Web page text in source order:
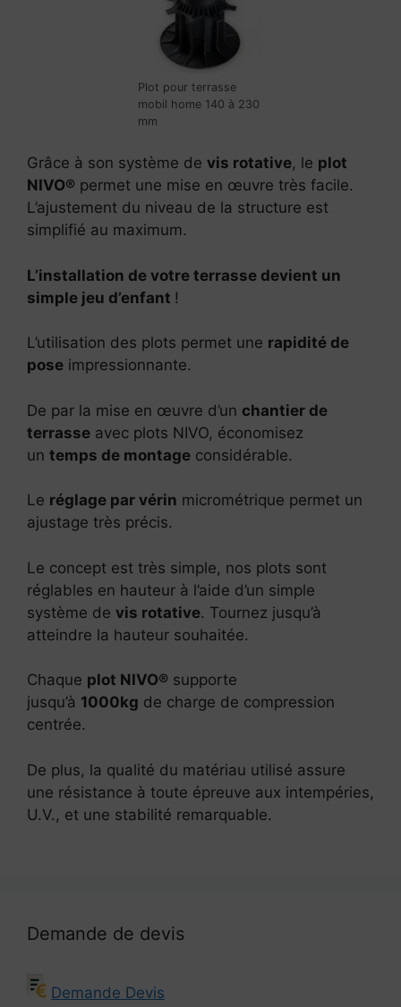
Plot pour terrasse
mobil home 140 à 230
mm
Grâce à son système de vis rotative, le plot
NIVO® permet une mise en œuvre très facile.
L’ajustement du niveau de la structure est
simplifié au maximum.
L’installation de votre terrasse devient un
simple jeu d’enfant !
L’utilisation des plots permet une rapidité de
pose impressionnante.
De par la mise en œuvre d’un chantier de
terrasse avec plots NIVO, économisez
un temps de montage considérable.
Le réglage par vérin micrométrique permet un
ajustage très précis.
Le concept est très simple, nos plots sont
réglables en hauteur à l’aide d’un simple
système de vis rotative. Tournez jusqu’à
atteindre la hauteur souhaitée.
Chaque plot NIVO® supporte
jusqu’à 1000kg de charge de compression
centrée.
De plus, la qualité du matériau utilisé assure
une résistance à toute épreuve aux intempéries,
U.V., et une stabilité remarquable.
Demande de devis
Demande Devis